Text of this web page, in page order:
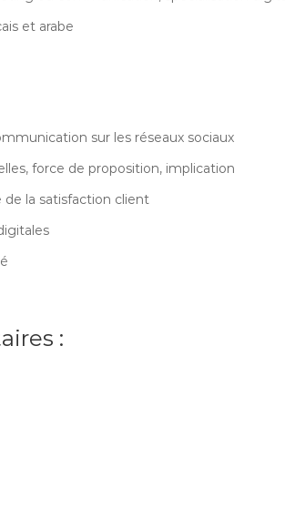
et arabe
sur les réseaux sociaux
force de proposition, implication
de la satisfaction client
: